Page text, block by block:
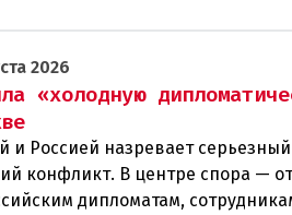
2026
«холодную
и Россией назревает серьезный
конфликт. В центре спора —
дипломатам,